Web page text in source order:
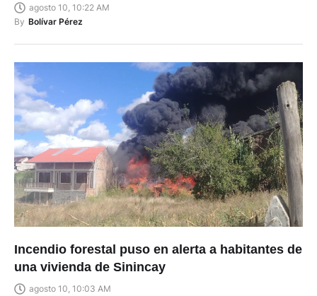
agosto 10, 10:22 AM
By Bolívar Pérez
Incendio forestal puso en alerta a habitantes de
una vivienda de Sinincay
agosto 10, 10:03 AM